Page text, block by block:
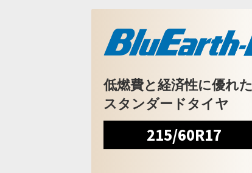
低燃費と経済性に優れた
スタンダードタイヤ
215/60R17